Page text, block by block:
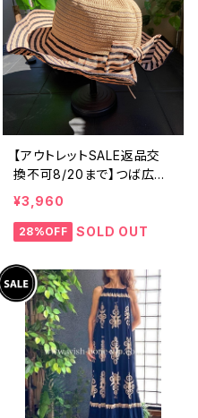
【アウトレットSALE返品交
換不可8/20まで】つば広サ
マーハット・通気性・軽量 ワ
イヤー入りハット ボーダー
＆BIGリボン・女優帽 UV/紫
帽子【ベージュ】
¥3,960
28%OFF SOLD OUT